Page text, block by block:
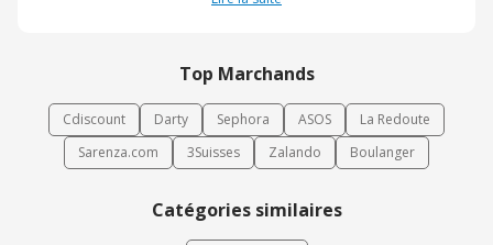
Top Marchands
Cdiscount Darty Sephora ASOS
La Redoute
Sarenza.com
3Suisses Zalando Boulanger
Catégories similaires